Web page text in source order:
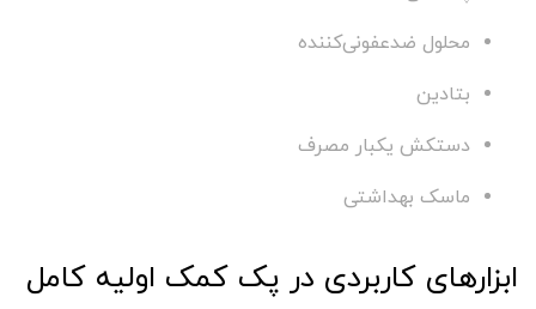
محلول ضدعفونی‌کننده
بتادین
دستکش یکبار مصرف
ماسک بهداشتی
ابزارهای کاربردی در پک کمک اولیه کامل